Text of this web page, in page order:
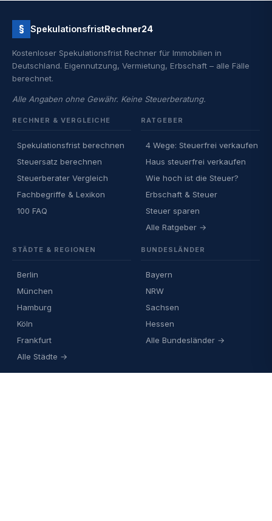
§ SpekulationsfristRechner24
Kostenloser Spekulationsfrist Rechner für Immobilien in
Deutschland. Eigennutzung, Vermietung, Erbschaft – alle Fälle
berechnet.
Alle Angaben ohne Gewähr. Keine Steuerberatung.
RECHNER & VERGLEICHE
Spekulationsfrist berechnen
Steuersatz berechnen
Steuerberater Vergleich
Fachbegriffe & Lexikon
100 FAQ
RATGEBER
4 Wege: Steuerfrei verkaufen
Haus steuerfrei verkaufen
Wie hoch ist die Steuer?
Erbschaft & Steuer
Steuer sparen
Alle Ratgeber →
STÄDTE & REGIONEN
Berlin
München
Hamburg
Köln
Frankfurt
Alle Städte →
BUNDESLÄNDER
Bayern
NRW
Sachsen
Hessen
Alle Bundesländer →